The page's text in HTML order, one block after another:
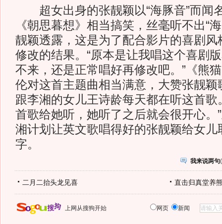
超女出身的张靓颖以“海豚音”而闻
《朝思暮想》相当搞笑，丝毫听不出“
靓颖透露，这是为了配合影片的喜剧风
修改的结果。“原本是让我唱这个喜剧
不来，还是正常唱好再修改吧。”《熊
伦对这首主题曲相当满意，大赞张靓颖
跟李湘的女儿王诗龄每天都在听这首歌
首歌给她听，她听了之后就会很开心。
湘计划让英文歌唱得好的张靓颖给女儿
字。
我来说两句(
二月二抬头龙见喜 直击归真堂养
上网从搜狗开始 网页 新闻